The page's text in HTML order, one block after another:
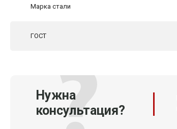
Марка стали
ГОСТ
Нужна
консультация?